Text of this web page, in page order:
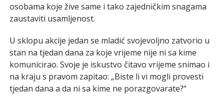
osobama koje žive same i tako zajedničkim snagama
zaustaviti usamljenost.
U sklopu akcije jedan se mladić svojevoljno zatvorio u
stan na tjedan dana za koje vrijeme nije ni sa kime
komunicirao. Svoje je iskustvo čitavo vrijeme snimao i
na kraju s pravom zapitao: „Biste li vi mogli provesti
tjedan dana a da ni sa kime ne porazgovarate?“